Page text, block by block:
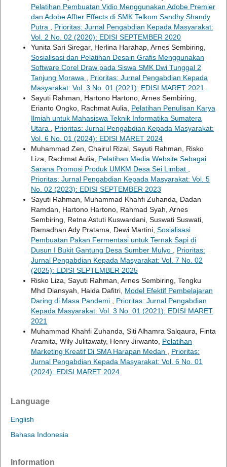
Pelatihan Pembuatan Vidio Menggunakan Adobe Premier
dan Adobe Affter Effects di SMK Telkom Sandhy Shandy
Putra
Prioritas: Jurnal Pengabdian Kepada Masyarakat:
Vol. 2 No. 02 (2020): EDISI SEPTEMBER 2020
Yunita Sari Siregar, Herlina Harahap, Arnes Sembiring,
Sosialisasi dan Pelatihan Desain Grafis Menggunakan
Software Corel Draw pada Siswa SMK Dwi Tunggal 2
Tanjung Morawa
Prioritas: Jurnal Pengabdian Kepada
Masyarakat: Vol. 3 No. 01 (2021): EDISI MARET 2021
Sayuti Rahman, Hartono Hartono, Arnes Sembiring,
Erianto Ongko, Rachmat Aulia, Pelatihan Penulisan Karya
Ilmiah untuk Mahasiswa Teknik Informatika Sumatera
Utara
Prioritas: Jurnal Pengabdian Kepada Masyarakat:
Vol. 6 No. 01 (2024): EDISI MARET 2024
Muhammad Zen, Chairul Rizal, Sayuti Rahman, Risko
Liza, Rachmat Aulia, Pelatihan Media Website Sebagai
Sarana Promosi Produk UMKM Desa Sei Limbat
Prioritas: Jurnal Pengabdian Kepada Masyarakat: Vol. 5
No. 02 (2023): EDISI SEPTEMBER 2023
Sayuti Rahman, Muhammad Khahfi Zuhanda, Dadan
Ramdan, Hartono Hartono, Rahmad Syah, Arnes
Sembiring, Retna Astuti Kuswardani, Suswati Suswati,
Ramadhan Ady Pratama, Dewi Martini, Sosialisasi
Pembuatan Pakan Fermentasi untuk Ternak Sapi di
Dusun I Bukit Gantung Desa Sumber Mulyo
Prioritas:
Jurnal Pengabdian Kepada Masyarakat: Vol. 7 No. 02
(2025): EDISI SEPTEMBER 2025
Risko Liza, Sayuti Rahman, Arnes Sembiring, Tengku
Mhd Diansyah, Haida Dafitri, Model Efektif Pembelajaran
Daring di Masa Pandemi
Prioritas: Jurnal Pengabdian
Kepada Masyarakat: Vol. 3 No. 01 (2021): EDISI MARET
2021
Muhammad Khahfi Zuhanda, Siti Alhamra Salqaura, Finta
Aramita, Wily Julitawaty, Henry Jirwanto, Pelatihan
Marketing Kreatif Di SMA Harapan Medan
Prioritas:
Jurnal Pengabdian Kepada Masyarakat: Vol. 6 No. 01
(2024): EDISI MARET 2024
Language
English
Bahasa Indonesia
Information